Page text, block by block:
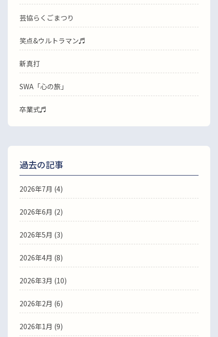
芸協らくごまつり
笑点&ウルトラマン♬
新真打
SWA「心の旅」
卒業式♬
過去の記事
2026年7月 (4)
2026年6月 (2)
2026年5月 (3)
2026年4月 (8)
2026年3月 (10)
2026年2月 (6)
2026年1月 (9)